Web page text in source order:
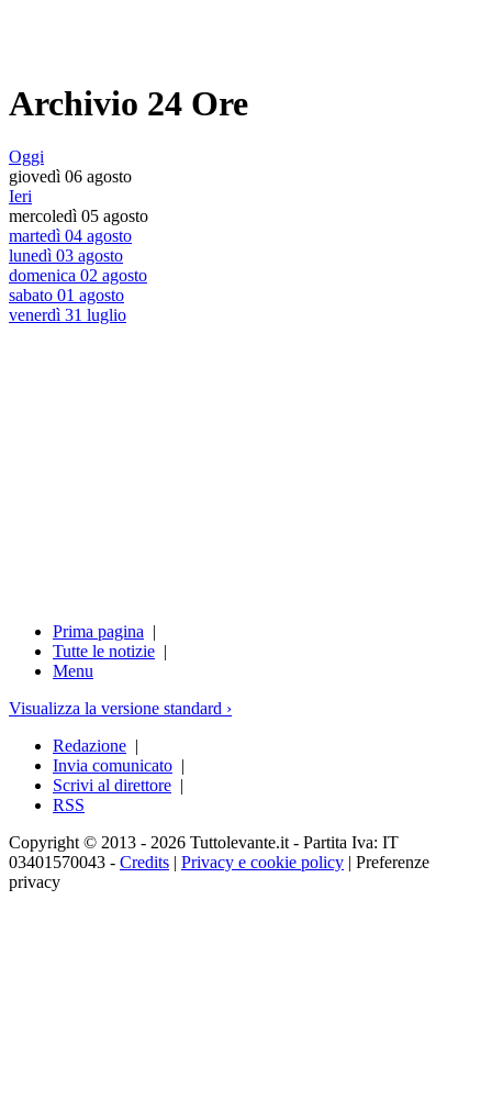
Archivio 24 Ore
Oggi
giovedì 06 agosto
Ieri
mercoledì 05 agosto
martedì 04 agosto
lunedì 03 agosto
domenica 02 agosto
sabato 01 agosto
venerdì 31 luglio
Prima pagina |
Tutte le notizie |
Menu
Visualizza la versione standard ›
Redazione |
Invia comunicato |
Scrivi al direttore |
RSS
Copyright © 2013 - 2026 Tuttolevante.it - Partita Iva: IT
03401570043 - Credits | Privacy e cookie policy | Preferenze
privacy